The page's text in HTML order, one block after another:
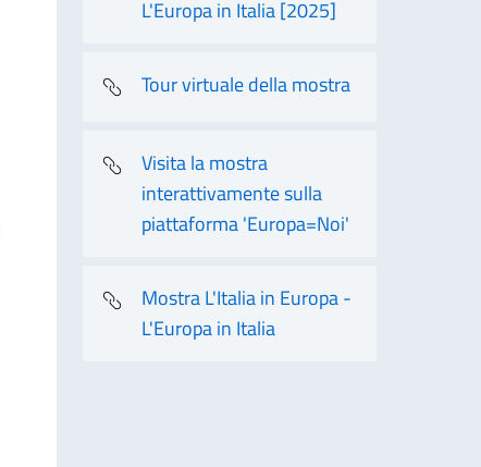
L'Europa in Italia [2025]
Tour virtuale della mostra
Visita la mostra
interattivamente sulla
piattaforma 'Europa=Noi'
Mostra L'Italia in Europa -
L'Europa in Italia